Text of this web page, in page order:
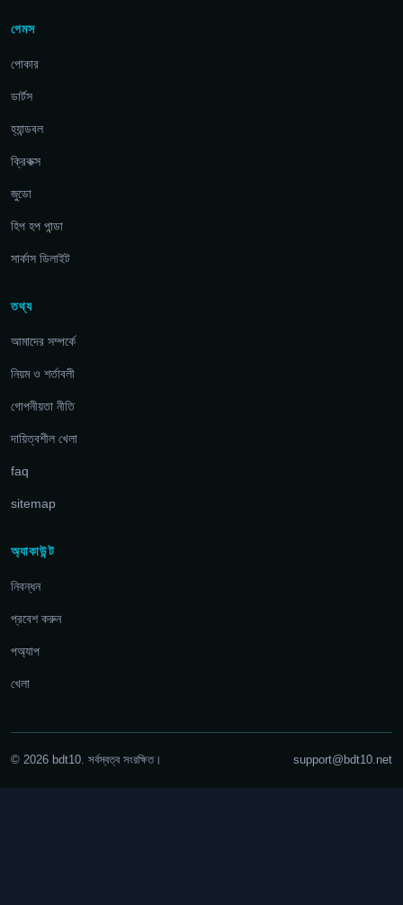
গেমস
পোকার
ডার্টস
হ্যান্ডবল
ক্রিকক্স
জুডো
হিপ হপ পান্ডা
সার্কাস ডিলাইট
তথ্য
আমাদের সম্পর্কে
নিয়ম ও শর্তাবলী
গোপনীয়তা নীতি
দায়িত্বশীল খেলা
faq
sitemap
অ্যাকাউন্ট
নিবন্ধন
প্রবেশ করুন
পঅ্যাপ
খেলা
© 2026 bdt10. সর্বস্বত্ব সংরক্ষিত। support@bdt10.net